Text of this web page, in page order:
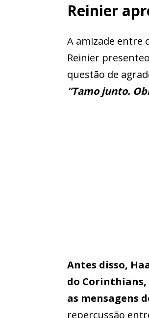
Reinier
A amizade entre
Reinier
questão de
“Tamo junto.
Antes disso,
do Corinthians,
as mensagens
repercussão